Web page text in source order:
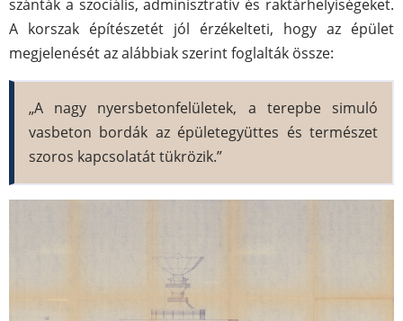
szánták a szociális, adminisztratív és raktárhelyiségeket.
A korszak építészetét jól érzékelteti, hogy az épület
megjelenését az alábbiak szerint foglalták össze:
„A nagy nyersbetonfelületek, a terepbe simuló
vasbeton bordák az épületegyüttes és természet
szoros kapcsolatát tükrözik.”